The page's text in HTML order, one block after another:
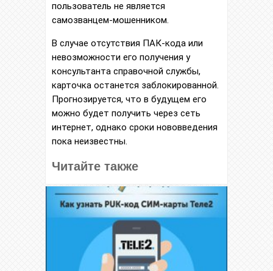
пользователь не является
самозванцем-мошенником.
В случае отсутствия ПАК-кода или
невозможности его получения у
консультанта справочной службы,
карточка останется заблокированной.
Прогнозируется, что в будущем его
можно будет получить через сеть
интернет, однако сроки нововведения
пока неизвестны.
Читайте также